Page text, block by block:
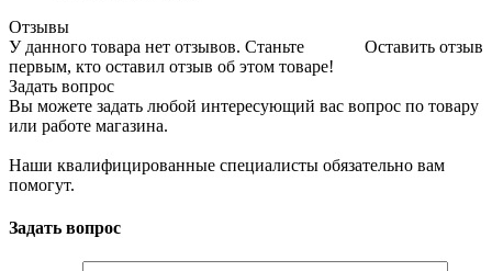
Отзывы
Оставить отзыв
У данного товара нет отзывов. Станьте
первым, кто оставил отзыв об этом товаре!
Задать вопрос
Вы можете задать любой интересующий вас вопрос по товару
или работе магазина.
Наши квалифицированные специалисты обязательно вам
помогут.
Задать вопрос